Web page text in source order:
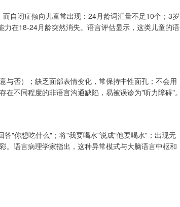
自闭症倾向儿童常出现：24月龄词汇量不足10个；3岁
在18-24月龄突然消失。语言评估显示，这类儿童的语
与否）；缺乏面部表情变化，常保持中性面孔；不会用
不同程度的非语言沟通缺陷，易被误诊为"听力障碍"。
"你想吃什么"；将"我要喝水"说成"他要喝水"；出现无
。语言病理学家指出，这种异常模式与大脑语言中枢和